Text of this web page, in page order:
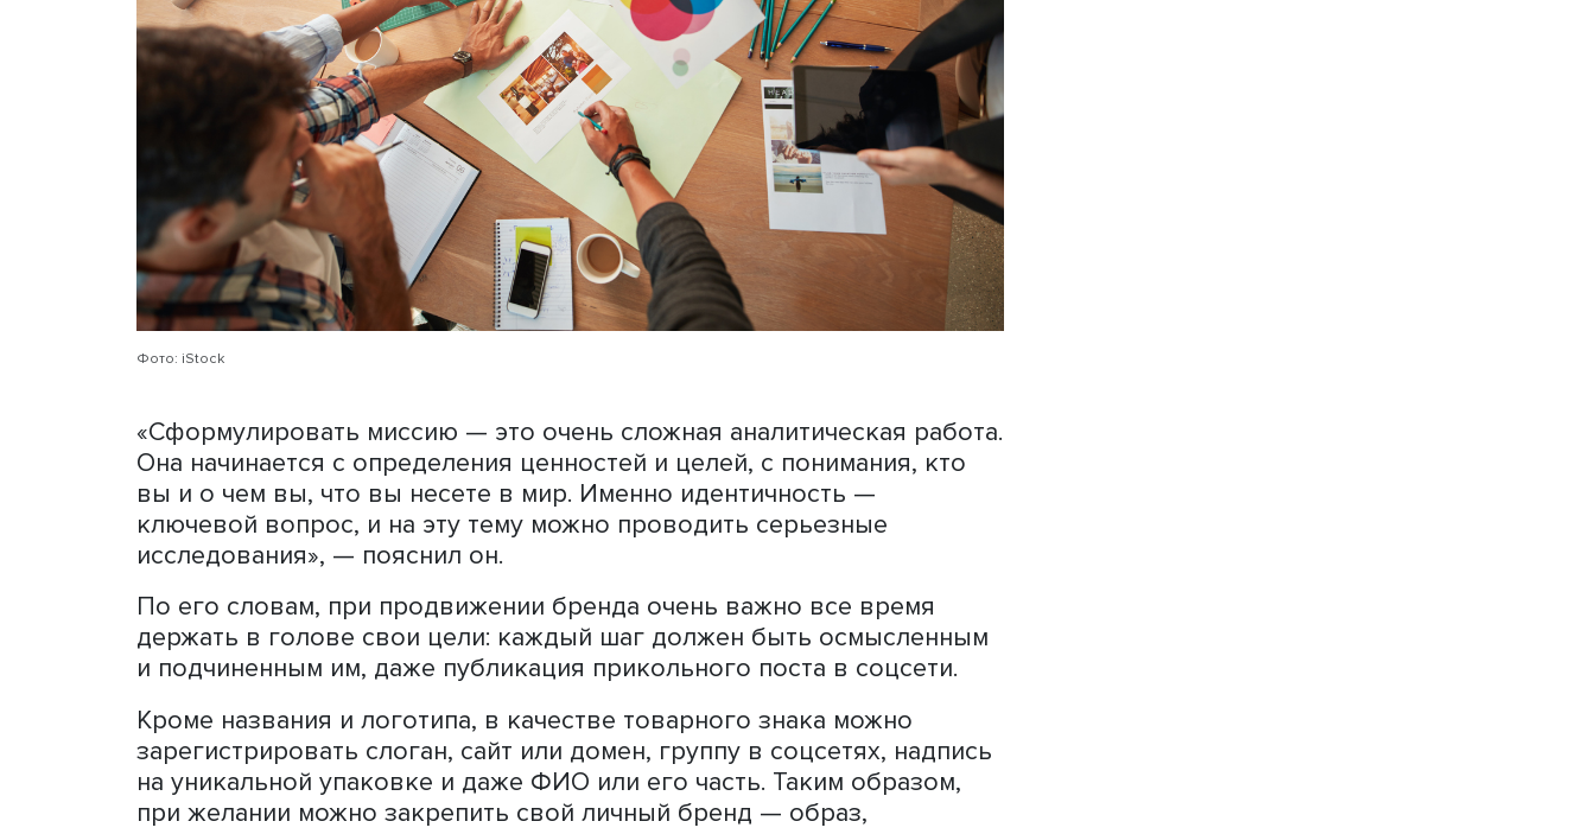
Товарный знак будет действителен в течение 10 лет, затем его нужно
продлить (это можно сделать неограниченное количество раз).
Любой бренд начинается с миссии, подчеркивает старший директор
по коммуникациям НИУ ВШЭ, директор Центра бренд-медиа
факультета креативных индустрий Андрей Лавров.